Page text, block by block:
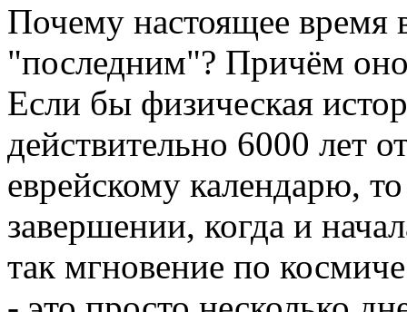
Почему настоящее время
"последним"? Причём
Если бы физическая
действительно 6000 лет
еврейскому календарю,
завершении, когда и
так мгновение по